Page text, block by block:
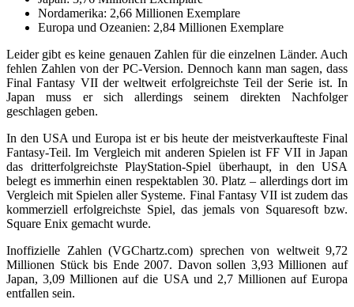
Nordamerika: 2,66 Millionen Exemplare
Europa und Ozeanien: 2,84 Millionen Exemplare
Leider gibt es keine genauen Zahlen für die einzelnen Länder. Auch
fehlen Zahlen von der PC-Version. Dennoch kann man sagen, dass
Final Fantasy VII der weltweit erfolgreichste Teil der Serie ist. In
Japan muss er sich allerdings seinem direkten Nachfolger
geschlagen geben.
In den USA und Europa ist er bis heute der meistverkaufteste Final
Fantasy-Teil. Im Vergleich mit anderen Spielen ist FF VII in Japan
das dritterfolgreichste PlayStation-Spiel überhaupt, in den USA
belegt es immerhin einen respektablen 30. Platz – allerdings dort im
Vergleich mit Spielen aller Systeme. Final Fantasy VII ist zudem das
kommerziell erfolgreichste Spiel, das jemals von Squaresoft bzw.
Square Enix gemacht wurde.
Inoffizielle Zahlen (VGChartz.com) sprechen von weltweit 9,72
Millionen Stück bis Ende 2007. Davon sollen 3,93 Millionen auf
Japan, 3,09 Millionen auf die USA und 2,7 Millionen auf Europa
entfallen sein.